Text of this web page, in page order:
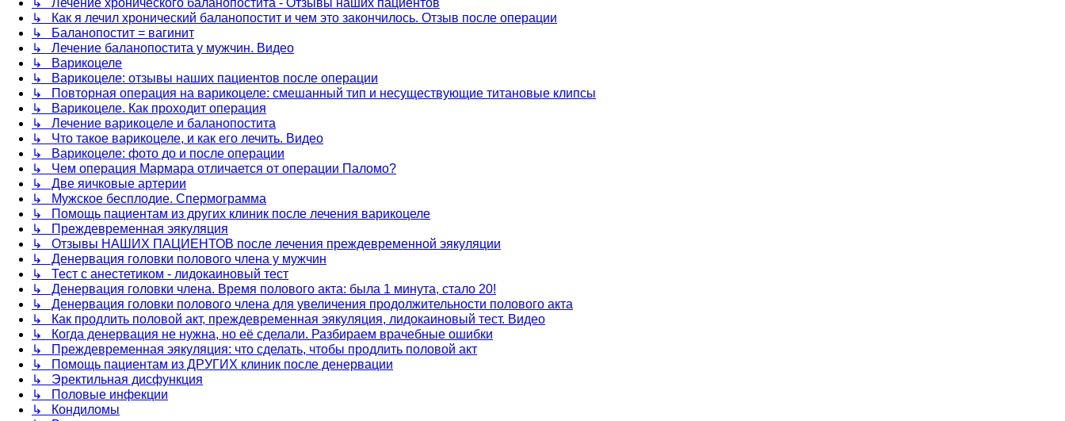
↳ Лечение хронического баланопостита - Отзывы наших пациентов
↳ Как я лечил хронический баланопостит и чем это закончилось. Отзыв после операции
↳ Баланопостит = вагинит
↳ Лечение баланопостита у мужчин. Видео
↳ Варикоцеле
↳ Варикоцеле: отзывы наших пациентов после операции
↳ Повторная операция на варикоцеле: смешанный тип и несуществующие титановые клипсы
↳ Варикоцеле. Как проходит операция
↳ Лечение варикоцеле и баланопостита
↳ Что такое варикоцеле, и как его лечить. Видео
↳ Варикоцеле: фото до и после операции
↳ Чем операция Мармара отличается от операции Паломо?
↳ Две яичковые артерии
↳ Мужское бесплодие. Спермограмма
↳ Помощь пациентам из других клиник после лечения варикоцеле
↳ Преждевременная эякуляция
↳ Отзывы НАШИХ ПАЦИЕНТОВ после лечения преждевременной эякуляции
↳ Денервация головки полового члена у мужчин
↳ Тест с анестетиком - лидокаиновый тест
↳ Денервация головки члена. Время полового акта: была 1 минута, стало 20!
↳ Денервация головки полового члена для увеличения продолжительности полового акта
↳ Как продлить половой акт, преждевременная эякуляция, лидокаиновый тест. Видео
↳ Когда денервация не нужна, но её сделали. Разбираем врачебные ошибки
↳ Преждевременная эякуляция: что сделать, чтобы продлить половой акт
↳ Помощь пациентам из ДРУГИХ клиник после денервации
↳ Эректильная дисфункция
↳ Половые инфекции
↳ Кондиломы